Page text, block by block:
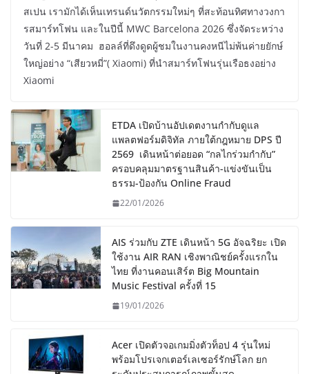
สเปน เรามักได้เห็นเทรนด์นวัตกรรมใหม่ๆ ที่สะท้อนทิศทางวงกา
รสมาร์ทโฟน และในปีนี้ MWC Barcelona 2026 ซึ่งจัดระหว่าง
วันที่ 2-5 มีนาคม ฮอลล์ที่ดึงดูดผู้ชมในงานคงหนีไม่พ้นค่ายยักษ์
ใหญ่อย่าง “เสียวหมี่”( Xiaomi) ที่นำสมาร์ทโฟนรุ่นเรือธงอย่าง
Xiaomi
ETDA เปิดบ้านอัปเดตงานกำกับดูแล
แพลตฟอร์มดิจิทัล ภายใต้กฎหมาย DPS ปี
2569 เดินหน้าต่อยอด “กลไกร่วมกำกับ”
ครอบคลุมมาตรฐานสินค้า-แข่งขันเป็น
ธรรม-ป้องกัน Online Fraud
22/01/2026
AIS ร่วมกับ ZTE เดินหน้า 5G อัจฉริยะ เปิด
ใช้งาน AIR RAN เชิงพาณิชย์ครั้งแรกใน
ไทย ที่งานคอนเสิร์ต Big Mountain
Music Festival ครั้งที่ 15
19/01/2026
Acer เปิดตัวจอเกมมิ่งตัวท็อป 4 รุ่นใหม่
พร้อมโปรเจกเตอร์เลเซอร์รักษ์โลก ยก